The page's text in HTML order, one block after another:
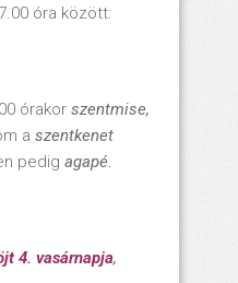
óra között:
órakor szentmise,
a szentkenet
pedig agapé.
4. vasárnapja,